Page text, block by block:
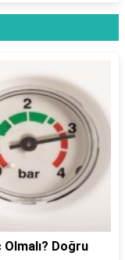
Olmalı? Doğru